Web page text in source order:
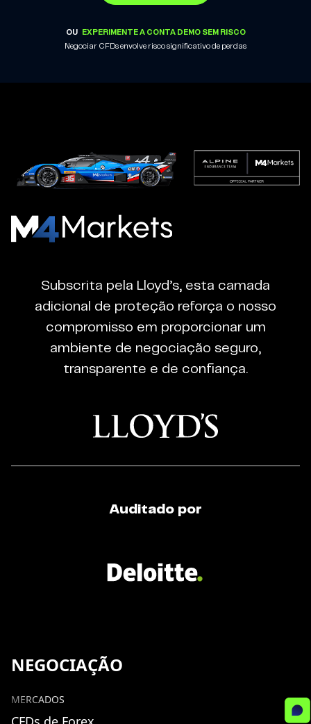
OU EXPERIMENTE A CONTA DEMO SEM RISCO
Negociar CFDs envolve risco significativo de perdas
M4Markets
CFD
Trading
Regulated
Broker
Subscrita pela Lloyd’s, esta camada
adicional de proteção reforça o nosso
compromisso em proporcionar um
ambiente de negociação seguro,
transparente e de confiança.
Auditado por
NEGOCIAÇÃO
MERCADOS